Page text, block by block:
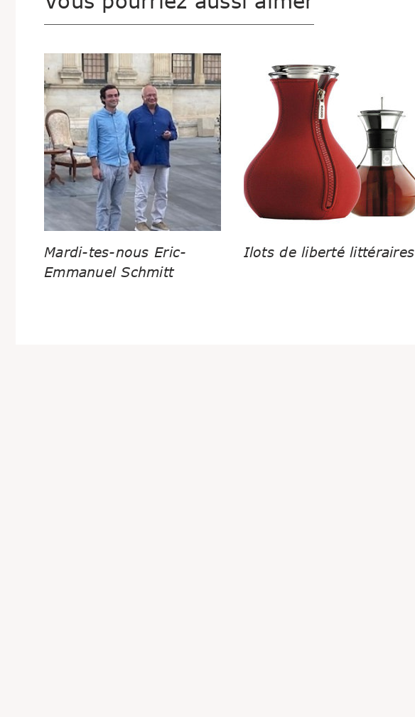
Mardi-tes-nous Eric-
Emmanuel Schmitt
Ilots de liberté littéraires